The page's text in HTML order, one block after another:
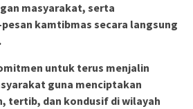
masyarakat, serta
kamtibmas secara langsung
untuk terus menjalin
guna menciptakan
tertib, dan kondusif di wilayah